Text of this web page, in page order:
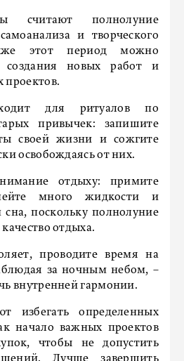
считают полнолуние
и творческого
этот период можно
создания новых работ и
проектов.
для ритуалов по
привычек: запишите
своей жизни и сожгите
освобождаясь от них.
отдыху: примите
много жидкости и
поскольку полнолуние
отдыха.
проводите время на
за ночным небом, –
внутренней гармонии.
избегать определенных
начало важных проектов
чтобы не допустить